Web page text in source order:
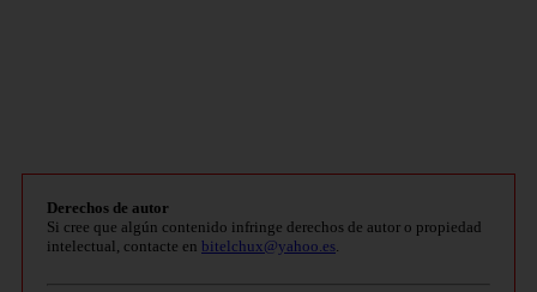
Derechos de autor
Si cree que algún contenido infringe derechos de autor o propiedad
intelectual, contacte en bitelchux@yahoo.es.